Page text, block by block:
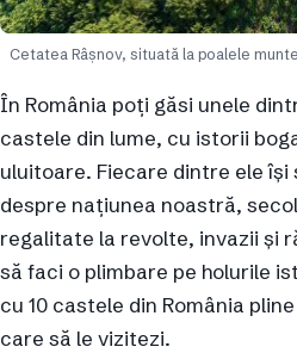
Cetatea Râşnov, situată la poalele
În România poți găsi unele
castele din lume, cu istorii
uluitoare. Fiecare dintre ele își
despre națiunea noastră,
regalitate la revolte, invazii și
să faci o plimbare pe holurile
cu 10 castele din România
care să le vizitezi.